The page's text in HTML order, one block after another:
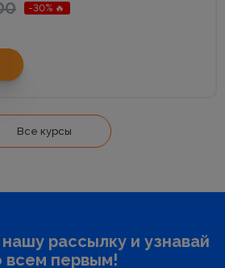
-30% 🔥
Все курсы
рассылку и узнавай
всем первым!